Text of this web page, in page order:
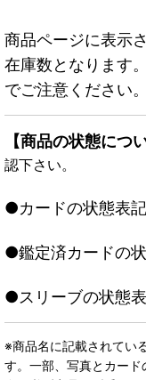
商品ページに表示
在庫数となります
でご注意ください。
【商品の状態につ
認下さい。
●カードの状態表
●鑑定済カードの
●スリーブの状態
※商品名に記載されてい
す。一部、写真とカー